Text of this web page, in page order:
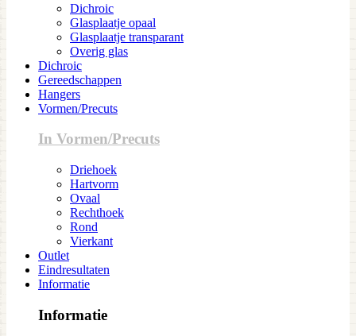
Dichroic
Glasplaatje opaal
Glasplaatje transparant
Overig glas
Dichroic
Gereedschappen
Hangers
Vormen/Precuts
In Vormen/Precuts
Driehoek
Hartvorm
Ovaal
Rechthoek
Rond
Vierkant
Outlet
Eindresultaten
Informatie
Informatie